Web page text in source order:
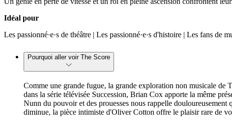
Idéal pour
Les passionné·e·s de théâtre | Les passionné·e·s d'histoire | Les fans
Pourquoi aller voir The Score
Comme une grande fugue, la grande exploration non musicale de
dans la série télévisée Succession, Brian Cox apporte la même
Nunn du pouvoir et des prouesses nous rappelle
diminue, la pièce intimiste d'Oliver Cotton offre le plaisir rare de